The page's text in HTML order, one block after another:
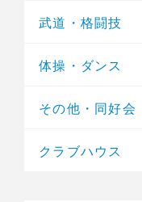
武道・格闘技
体操・ダンス
その他・同好会
クラブハウス